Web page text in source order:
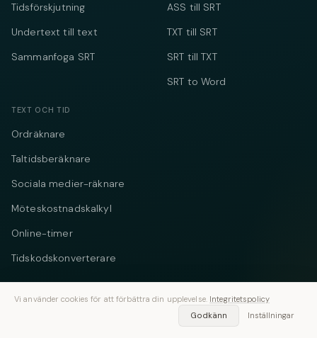
Tidsförskjutning
Undertext till text
Sammanfoga SRT
ASS till SRT
TXT till SRT
SRT till TXT
SRT to Word
TEXT OCH TID
Ordräknare
Taltidsberäknare
Sociala medier-räknare
Möteskostnadskalkyl
Online-timer
Tidskodskonverterare
Vi använder cookies för att förbättra din upplevelse. Integritetspolicy
Godkänn
Inställningar